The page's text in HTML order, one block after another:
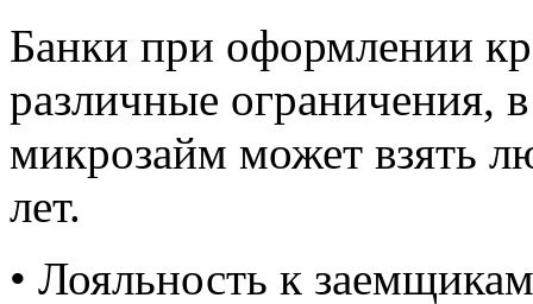
Банки при оформлении
различные ограничения,
микрозайм может взять
лет.
• Лояльность к